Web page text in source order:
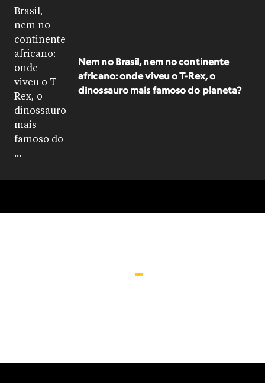
Nem no Brasil, nem no continente
africano: onde viveu o T-Rex, o
dinossauro mais famoso do planeta?